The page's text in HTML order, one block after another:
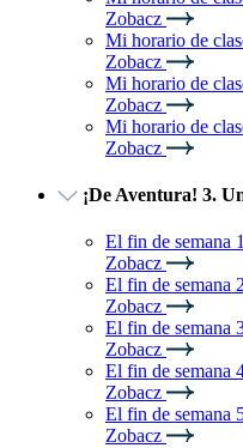
Zobacz
Mi horario de
Zobacz
Mi horario de
Zobacz
Mi horario de
Zobacz
¡De Aventura! 3.
El fin de semana 1
Zobacz
El fin de semana 2
Zobacz
El fin de semana
Zobacz
El fin de semana
Zobacz
El fin de semana
Zobacz